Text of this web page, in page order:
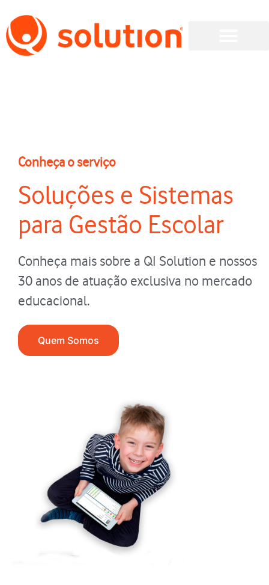
Conheça o serviço
Soluções e Sistemas
para Gestão Escolar
Conheça mais sobre a QI Solution e nossos
30 anos de atuação exclusiva no mercado
educacional.
Quem Somos